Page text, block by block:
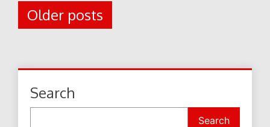
Posts
Older posts
Search
Search